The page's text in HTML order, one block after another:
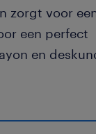
zorgt voor
een perfect
en